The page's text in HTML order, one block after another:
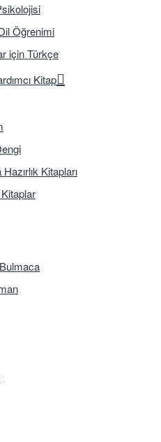
Öğrenimi
için Türkçe
Kitap
Kitapları
Kitaplar